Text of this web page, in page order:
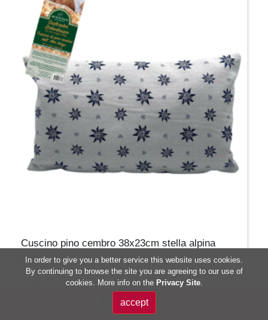
Cuscino pino cembro 38x23cm stella alpina
binaco/blu
In order to give you a better service this website uses cookies.
By continuing to browse the site you are agreeing to our use of
cookies. More info on the Privacy Site.